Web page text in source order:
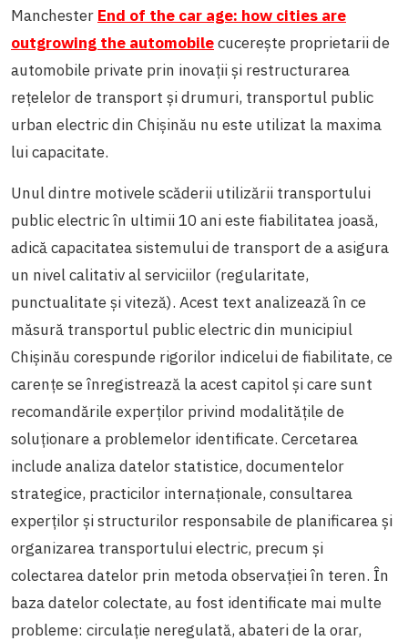
Manchester End of the car age: how cities are
outgrowing the automobilecucerește proprietarii de
automobile private prin inovații și restructurarea
rețelelor de transport și drumuri, transportul public
urban electric din Chișinău nu este utilizat la maxima
lui capacitate.
Unul dintre motivele scăderii utilizării transportului
public electric în ultimii 10 ani este fiabilitatea joasă,
adică capacitatea sistemului de transport de a asigura
un nivel calitativ al serviciilor (regularitate,
punctualitate și viteză). Acest text analizează în ce
măsură transportul public electric din municipiul
Chișinău corespunde rigorilor indicelui de fiabilitate, ce
carențe se înregistrează la acest capitol și care sunt
recomandările experților privind modalitățile de
soluționare a problemelor identificate. Cercetarea
include analiza datelor statistice, documentelor
strategice, practicilor internaționale, consultarea
experților și structurilor responsabile de planificarea și
organizarea transportului electric, precum și
colectarea datelor prin metoda observației în teren. În
baza datelor colectate, au fost identificate mai multe
probleme: circulație neregulată, abateri de la orar,